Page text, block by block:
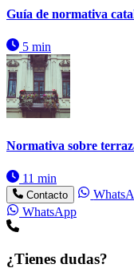
Guía de normativa
5 min
Normativa sobre
11 min
Contacto
WhatsApp
¿Tienes dudas?